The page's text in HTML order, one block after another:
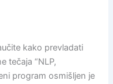
kako prevladati
tečaja “NLP,
program osmišljen je